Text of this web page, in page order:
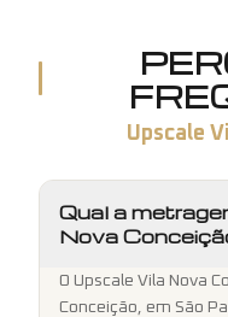
Upscale
Qual a
Nova
O Upscale Vila Nova
Conceição, em São